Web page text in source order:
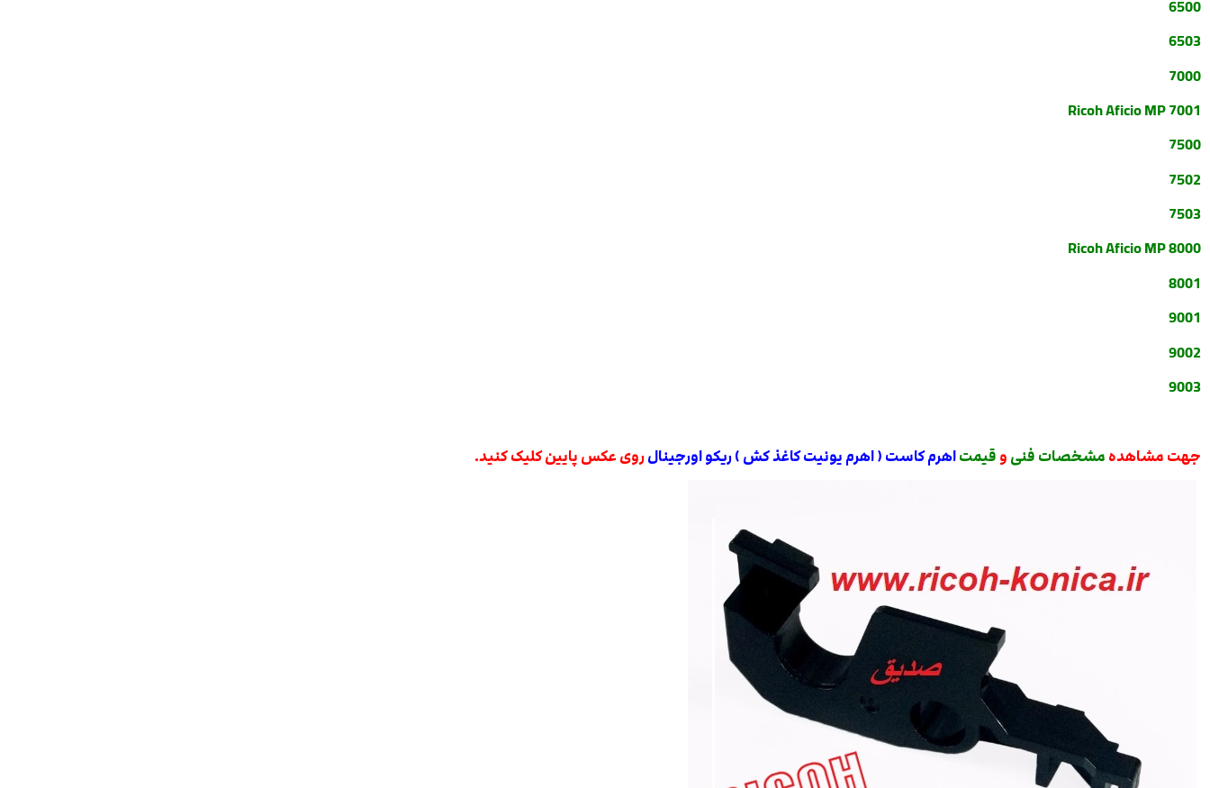
6500
6503
7000
Ricoh Aficio MP 7001
7500
7502
7503
Ricoh Aficio MP 8000
8001
9001
9002
9003
جهت مشاهده مشخصات فنی و قیمتاهرم کاست ( اهرم یونیت کاغذ کش ) ریکو اورجینال روی عکس پایین کلیک کنید.